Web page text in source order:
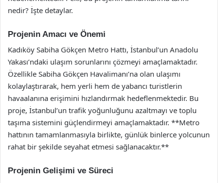
nedir? İşte detaylar.
Projenin Amacı ve Önemi
Kadıköy Sabiha Gökçen Metro Hattı, İstanbul’un Anadolu
Yakası’ndaki ulaşım sorunlarını çözmeyi amaçlamaktadır.
Özellikle Sabiha Gökçen Havalimanı’na olan ulaşımı
kolaylaştırarak, hem yerli hem de yabancı turistlerin
havaalanına erişimini hızlandırmak hedeflenmektedir. Bu
proje, İstanbul’un trafik yoğunluğunu azaltmayı ve toplu
taşıma sistemini güçlendirmeyi amaçlamaktadır. **Metro
hattının tamamlanmasıyla birlikte, günlük binlerce yolcunun
rahat bir şekilde seyahat etmesi sağlanacaktır.**
Projenin Gelişimi ve Süreci